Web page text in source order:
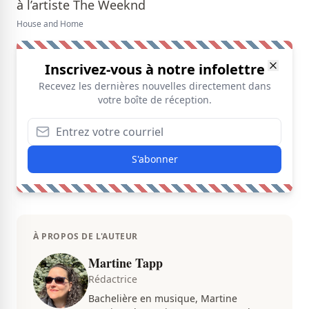
House and Home
Inscrivez-vous à notre infolettre
Recevez les dernières nouvelles directement dans
votre boîte de réception.
S'abonner
À PROPOS DE L'AUTEUR
Martine Tapp
Rédactrice
Bachelière en musique, Martine